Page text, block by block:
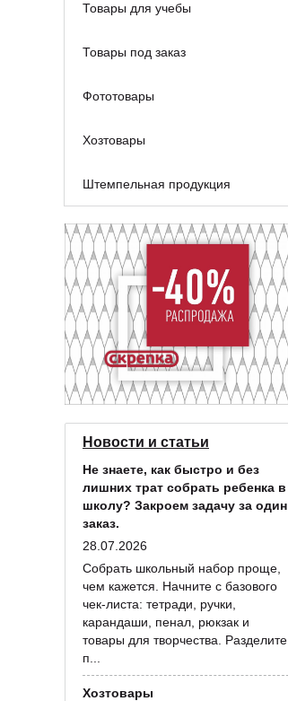
Товары для учебы
Товары под заказ
Фототовары
Хозтовары
Штемпельная продукция
Новости и статьи
Не знаете, как быстро и без
лишних трат собрать ребенка в
школу? Закроем задачу за один
заказ.
28.07.2026
Собрать школьный набор проще,
чем кажется. Начните с базового
чек-листа: тетради, ручки,
карандаши, пенал, рюкзак и
товары для творчества. Разделите
п...
Хозтовары